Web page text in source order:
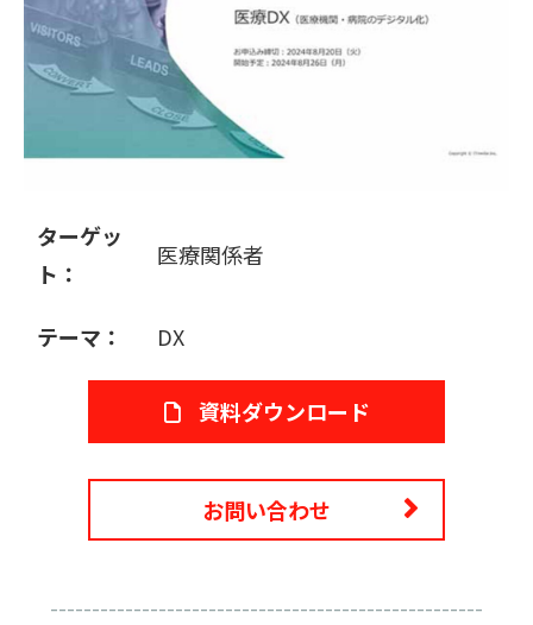
販売パートナー募集
ターゲッ
ト：
医療関係者
テーマ： DX
資料ダウンロード
お問い合わせ
----------------------------------------------------